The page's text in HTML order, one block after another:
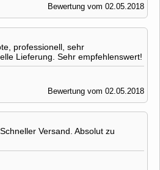
Bewertung vom 02.05.2018
professionell, sehr
Lieferung. Sehr empfehlenswert!
Bewertung vom 02.05.2018
Versand. Absolut zu